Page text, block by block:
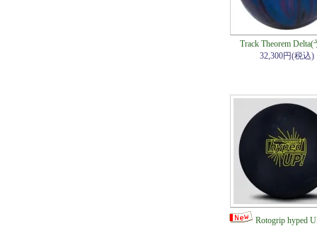
Track Theorem Delta(
32,300円(税込)
Rotogrip hyped